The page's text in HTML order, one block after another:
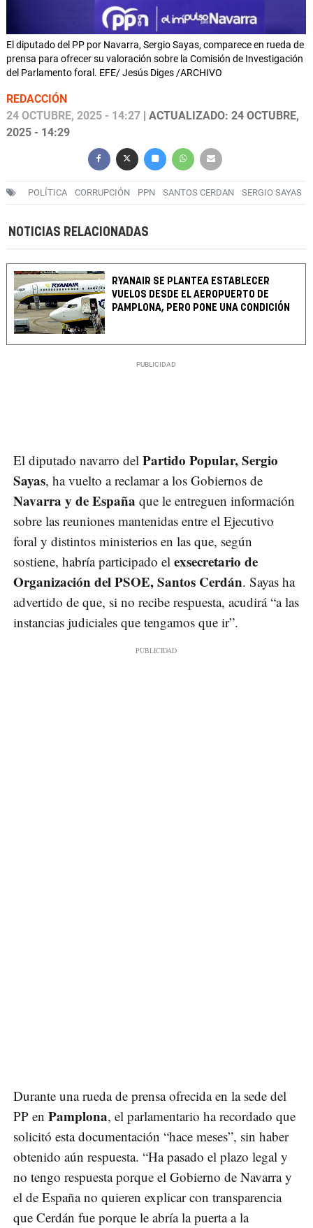
El diputado del PP por Navarra, Sergio Sayas, comparece en rueda de
prensa para ofrecer su valoración sobre la Comisión de Investigación
del Parlamento foral. EFE/ Jesús Diges /ARCHIVO
REDACCIÓN
24 OCTUBRE, 2025 - 14:27 | ACTUALIZADO: 24 OCTUBRE,
2025 - 14:29
POLÍTICA CORRUPCIÓN PPN SANTOS CERDAN SERGIO SAYAS
NOTICIAS RELACIONADAS
RYANAIR SE PLANTEA ESTABLECER
VUELOS DESDE EL AEROPUERTO DE
PAMPLONA, PERO PONE UNA CONDICIÓN
El diputado navarro del Partido Popular, Sergio
Sayas, ha vuelto a reclamar a los Gobiernos de
Navarra y de España que le entreguen información
sobre las reuniones mantenidas entre el Ejecutivo
foral y distintos ministerios en las que, según
sostiene, habría participado el exsecretario de
Organización del PSOE, Santos Cerdán. Sayas ha
advertido de que, si no recibe respuesta, acudirá “a las
instancias judiciales que tengamos que ir”.
Durante una rueda de prensa ofrecida en la sede del
PP en Pamplona, el parlamentario ha recordado que
solicitó esta documentación “hace meses”, sin haber
obtenido aún respuesta. “Ha pasado el plazo legal y
no tengo respuesta porque el Gobierno de Navarra y
el de España no quieren explicar con transparencia
que Cerdán fue porque le abría la puerta a la